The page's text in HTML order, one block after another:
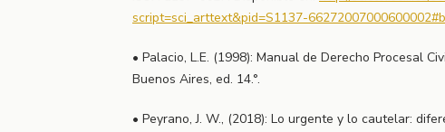
script=sci_arttext&pid=S1137-
• Palacio, L.E. (1998): Manual de Derecho Procesal
Buenos Aires, ed. 14.°.
• Peyrano, J. W., (2018): Lo urgente y lo cautelar: